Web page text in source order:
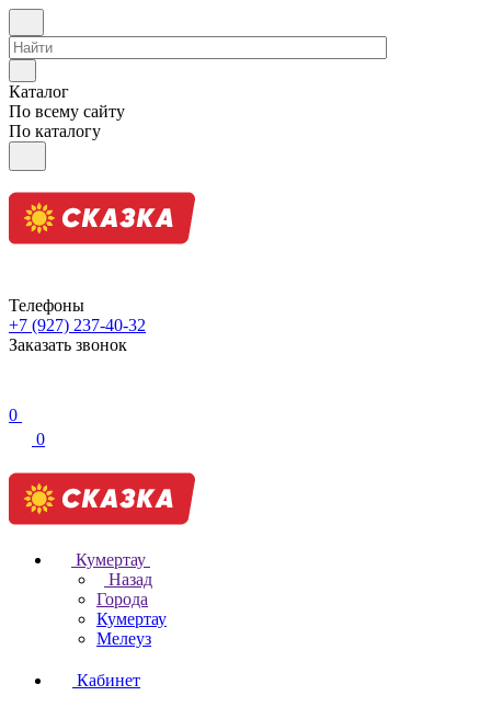
Каталог
По всему сайту
По каталогу
Телефоны
+7 (927) 237-40-32
Заказать звонок
0
0
Кумертау
Назад
Города
Кумертау
Мелеуз
Кабинет